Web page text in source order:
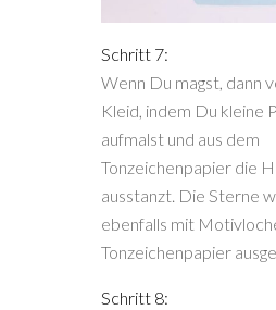
Schritt 7:
Wenn Du magst, dann
Kleid, indem Du kleine
aufmalst und aus dem
Tonzeichenpapier die
ausstanzt. Die Sterne
ebenfalls mit
Tonzeichenpapier
Schritt 8: